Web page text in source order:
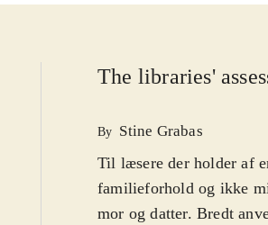
The libraries'
By Stine Grabas
Til læsere der holder af
familieforhold og ikke
mor og datter. Bredt